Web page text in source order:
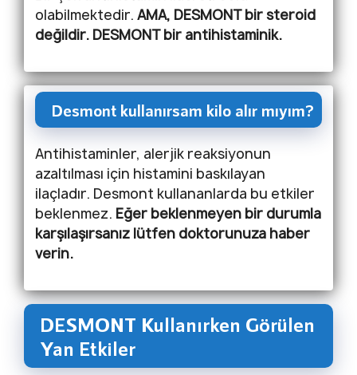
olabilmektedir. AMA, DESMONT bir steroid
değildir. DESMONT bir antihistaminik.
Desmont kullanırsam kilo alır mıyım?
Antihistaminler, alerjik reaksiyonun
azaltılması için histamini baskılayan
ilaçladır. Desmont kullananlarda bu etkiler
beklenmez. Eğer beklenmeyen bir durumla
karşılaşırsanız lütfen doktorunuza haber
verin.
DESMONT Kullanırken Görülen
Yan Etkiler